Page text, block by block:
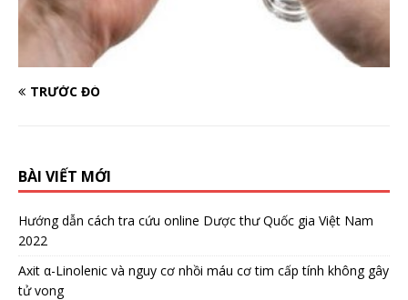
TRƯỚC ĐÓ
BÀI VIẾT MỚI
Hướng dẫn cách tra cứu online Dược thư Quốc gia Việt Nam
2022
Axit α-Linolenic và nguy cơ nhồi máu cơ tim cấp tính không gây
tử vong